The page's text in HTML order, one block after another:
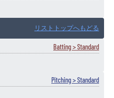
リストトップへもどる
Batting > Standard
Pitching > Standard